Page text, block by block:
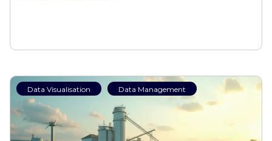
Data Visualisation Data Management